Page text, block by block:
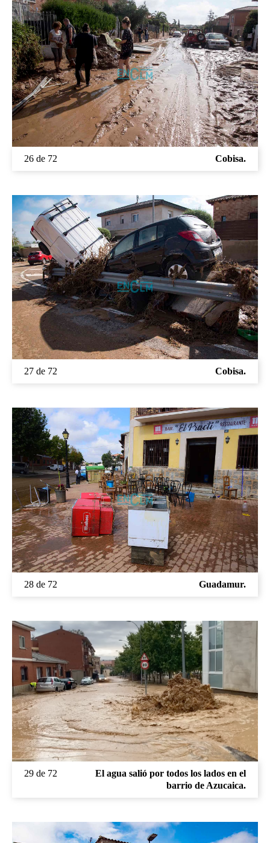
26 de 72 Cobisa.
27 de 72 Cobisa.
28 de 72 Guadamur.
29 de 72
El agua salió por todos los lados en el
barrio de Azucaica.